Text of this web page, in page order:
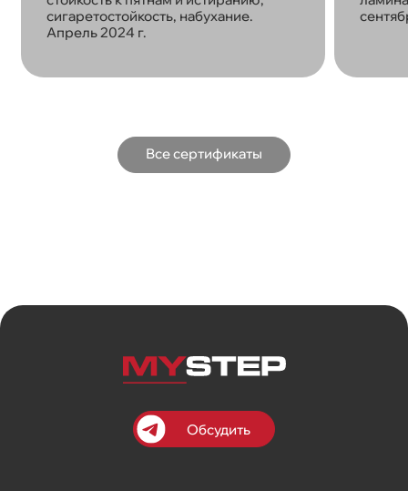
сигаретостойкость, набухание.
Апрель 2024 г.
Все сертификаты
Обсудить